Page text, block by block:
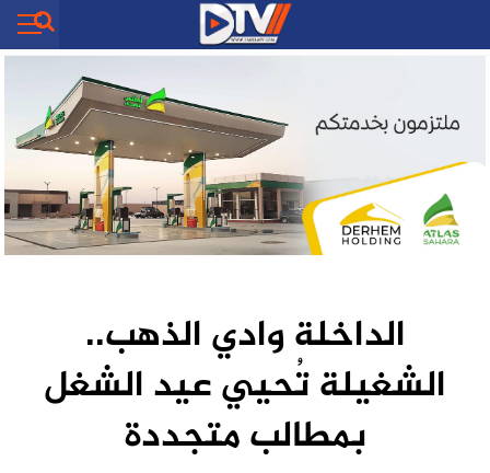
الداخلة وادي الذهب..
الشغيلة تُحيي عيد الشغل
بمطالب متجددة